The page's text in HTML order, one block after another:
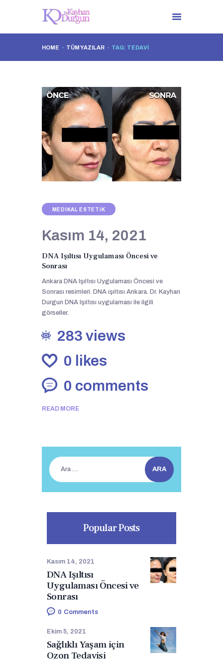
HOME TÜM YAZILAR TAG: TEDAVI
TÜM UYGULAMALAR
İLETIŞIM
MEDIKAL ESTETIK
Kasım 14, 2021
DNA Işıltısı Uygulaması Öncesi ve
Sonrası
Ankara DNA Işıltısı Uygulaması Öncesi ve
Sonrası resimleri. DNA ışıltısı Ankara. Dr. Kayhan
Durgun DNA Işıltısı uygulaması ile ilgili
görseller.
283 views
0 likes
0 comments
READ MORE
Arama:
Popular Posts
DNA Işıltısı
Uygulaması Öncesi ve
Sonrası
Kasım 14, 2021
0 Comments
Sağlıklı Yaşam için
Ozon Tedavisi
Ekim 5, 2021